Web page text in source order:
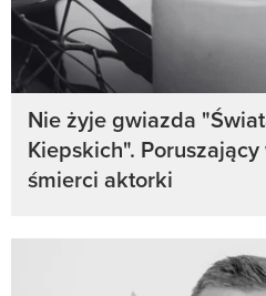
Nie żyje gwiazda
Kiepskich".
śmierci aktorki